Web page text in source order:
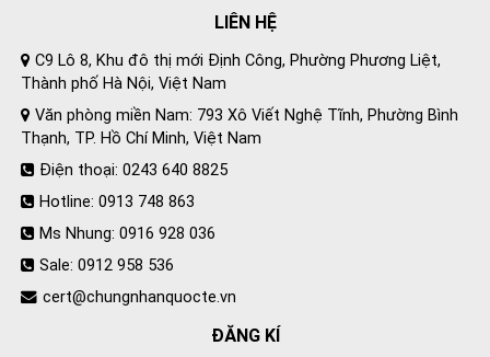
LIÊN HỆ
C9 Lô 8, Khu đô thị mới Định Công, Phường Phương Liệt,
Thành phố Hà Nội, Việt Nam
Văn phòng miền Nam: 793 Xô Viết Nghệ Tĩnh, Phường Bình
Thạnh, TP. Hồ Chí Minh, Việt Nam
Điện thoại: 0243 640 8825
Hotline: 0913 748 863
Ms Nhung: 0916 928 036
Sale: 0912 958 536
cert@chungnhanquocte.vn
ĐĂNG KÍ